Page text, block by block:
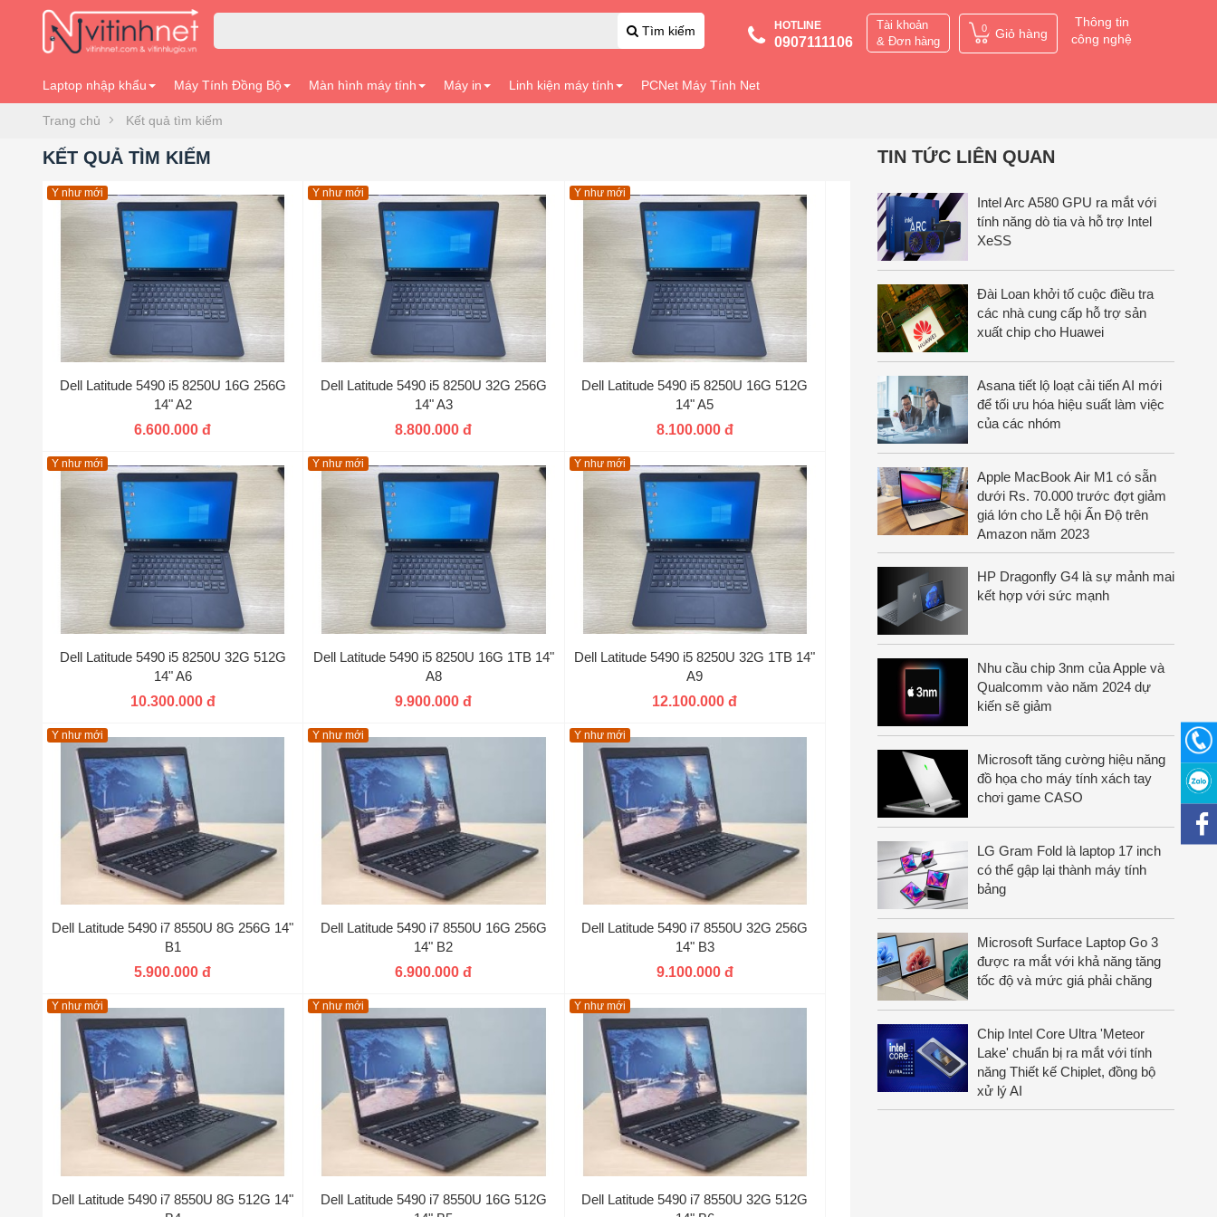
Tìm kiếm HOTLINE
0907111106
Tài khoản
& Đơn hàng
0 Giỏ hàng
Thông tin
công nghệ
Laptop nhập khẩu Máy Tính Đồng Bộ Màn hình máy tính Máy in Linh kiện máy tính PCNet Máy Tính Net
Trang chủ Kết quả tìm kiếm
KẾT QUẢ TÌM KIẾM
Y như mới
Dell Latitude 5490 i5 8250U 16G 256G
14" A2
6.600.000 đ
Y như mới
Dell Latitude 5490 i5 8250U 32G 256G
14" A3
8.800.000 đ
Y như mới
Dell Latitude 5490 i5 8250U 16G 512G
14" A5
8.100.000 đ
Y như mới
Dell Latitude 5490 i5 8250U 32G 512G
14" A6
10.300.000 đ
Y như mới
Dell Latitude 5490 i5 8250U 16G 1TB 14"
A8
9.900.000 đ
Y như mới
Dell Latitude 5490 i5 8250U 32G 1TB 14"
A9
12.100.000 đ
Y như mới
Dell Latitude 5490 i7 8550U 8G 256G 14"
B1
5.900.000 đ
Y như mới
Dell Latitude 5490 i7 8550U 16G 256G
14" B2
6.900.000 đ
Y như mới
Dell Latitude 5490 i7 8550U 32G 256G
14" B3
9.100.000 đ
Y như mới
Dell Latitude 5490 i7 8550U 8G 512G 14"
Y như mới
Dell Latitude 5490 i7 8550U 16G 512G
Y như mới
Dell Latitude 5490 i7 8550U 32G 512G
TIN TỨC LIÊN QUAN
Intel Arc A580 GPU ra mắt với
tính năng dò tia và hỗ trợ Intel
XeSS
Đài Loan khởi tố cuộc điều tra
các nhà cung cấp hỗ trợ sản
xuất chip cho Huawei
Asana tiết lộ loạt cải tiến AI mới
để tối ưu hóa hiệu suất làm việc
của các nhóm
Apple MacBook Air M1 có sẵn
dưới Rs. 70.000 trước đợt giảm
giá lớn cho Lễ hội Ấn Độ trên
Amazon năm 2023
HP Dragonfly G4 là sự mảnh mai
kết hợp với sức mạnh
Nhu cầu chip 3nm của Apple và
Qualcomm vào năm 2024 dự
kiến sẽ giảm
Microsoft tăng cường hiệu năng
đồ họa cho máy tính xách tay
chơi game CASO
LG Gram Fold là laptop 17 inch
có thể gập lại thành máy tính
bảng
Microsoft Surface Laptop Go 3
được ra mắt với khả năng tăng
tốc độ và mức giá phải chăng
Chip Intel Core Ultra 'Meteor
Lake' chuẩn bị ra mắt với tính
năng Thiết kế Chiplet, đồng bộ
xử lý AI